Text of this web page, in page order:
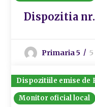
Dispozitia
Primaria 5
Dispozitiile emise de
Monitor oficial local